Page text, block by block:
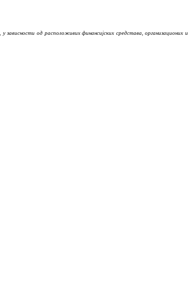
зависности од расположивих финансијских средстава, организационих и